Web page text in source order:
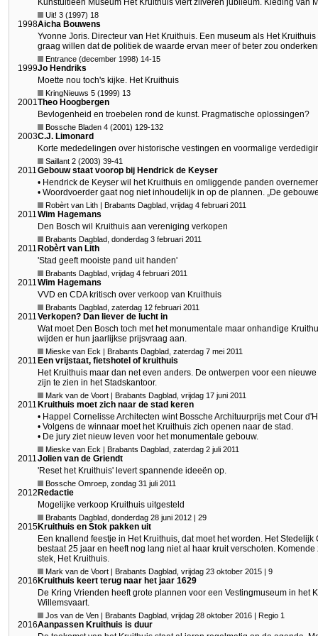
Uit! 3 (1997) 18
1998Aicha Bouwens
Yvonne Joris. Directeur van Het Kruithuis. Een museum als Het
graag willen dat de politiek de waarde ervan meer of beter zou
Entrance (december 1998) 14-15
1999Jo Hendriks
Moette nou toch's kijke. Het Kruithuis
KringNieuws 5 (1999) 13
2001Theo Hoogbergen
Bevlogenheid en troebelen rond de kunst. Pragmatische oplossingen?
Bossche Bladen 4 (2001) 129-132
2003C.J. Limonard
Korte mededelingen over historische vestingen en voormalige
Saillant 2 (2003) 39-41
2011Gebouw staat voorop bij Hendrick de Keyser
• Hendrick de Keyser wil het Kruithuis en omliggende panden
• Woordvoerder gaat nog niet inhoudelijk in op de plannen. „De
Robèrt van Lith | Brabants Dagblad, vrijdag 4 februari 2011
2011Wim Hagemans
Den Bosch wil Kruithuis aan vereniging verkopen
Brabants Dagblad, donderdag 3 februari 2011
2011 Robèrt van Lith
'Stad geeft mooiste pand uit handen'
Brabants Dagblad, vrijdag 4 februari 2011
2011Wim Hagemans
VVD en CDA kritisch over verkoop van Kruithuis
Brabants Dagblad, zaterdag 12 februari 2011
2011Verkopen? Dan liever de lucht in
Wat moet Den Bosch toch met het monumentale maar onhandige
wijden er hun jaarlijkse prijsvraag aan.
Mieske van Eck | Brabants Dagblad, zaterdag 7 mei 2011
2011 Een vrijstaat, fietshotel of kruithuis
Het Kruithuis maar dan net even anders. De ontwerpen voor een
zijn te zien in het Stadskantoor.
Mark van de Voort | Brabants Dagblad, vrijdag 17 juni 2011
2011 Kruithuis moet zich naar de stad keren
• Happel Cornelisse Architecten wint Bossche Archituurprijs met Cour
• Volgens de winnaar moet het Kruithuis zich openen naar de stad.
• De jury ziet nieuw leven voor het monumentale gebouw.
Mieske van Eck | Brabants Dagblad, zaterdag 2 juli 2011
2011Jolien van de Griendt
'Reset het Kruithuis' levert spannende ideeën op.
Bossche Omroep, zondag 31 juli 2011
2012 Redactie
Mogelijke verkoop Kruithuis uitgesteld
Brabants Dagblad, donderdag 28 juni 2012 | 29
2015Kruithuis en Stok pakken uit
Een knallend feestje in Het Kruithuis, dat moet het worden. Het
bestaat 25 jaar en heeft nog lang niet al haar kruit verschoten.
stek, Het Kruithuis.
Mark van de Voort | Brabants Dagblad, vrijdag 23 oktober 2015 | 9
2016 Kruithuis keert terug naar het jaar 1629
De Kring Vrienden heeft grote plannen voor een Vestingmuseum in het
Willemsvaart.
Jos van de Ven | Brabants Dagblad, vrijdag 28 oktober 2016 | Regio 1
2016Aanpassen Kruithuis is duur